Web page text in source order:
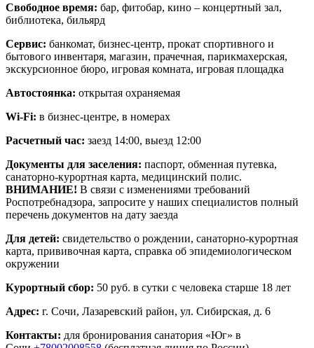
Свободное время: бар, фитобар, кино – концертный зал,
библиотека, бильярд
Сервис: банкомат, бизнес-центр, прокат спортивного и
бытового инвентаря, магазин, прачечная, парикмахерская,
экскурсионное бюро, игровая комната, игровая площадка
Автостоянка: открытая охраняемая
Wi-Fi: в бизнес-центре, в номерах
Расчетный час: заезд 14:00, выезд 12:00
Документы для заселения: паспорт, обменная путевка,
санаторно-курортная карта, медицинский полис.
ВНИМАНИЕ! В связи с изменениями требований
Роспотребнадзора, запросите у наших специалистов полный
перечень документов на дату заезда
Для детей: свидетельство о рождении, санаторно-курортная
карта, прививочная карта, справка об эпидемиологическом
окружении
Курортный сбор: 50 руб. в сутки с человека старше 18 лет
Адрес: г. Сочи, Лазаревский район, ул. Сибирская, д. 6
Контакты: для бронирования санатория «Юг» в